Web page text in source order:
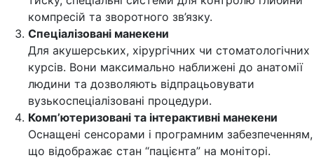
компресій та зворотного зв’язку.
Спеціалізовані манекени
Для акушерських, хірургічних чи стоматологічних
курсів. Вони максимально наближені до анатомії
людини та дозволяють відпрацьовувати
вузькоспеціалізовані процедури.
Комп’ютеризовані та інтерактивні манекени
Оснащені сенсорами і програмним забезпеченням,
що відображає стан “пацієнта” на моніторі.